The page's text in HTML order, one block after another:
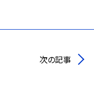
次の記事